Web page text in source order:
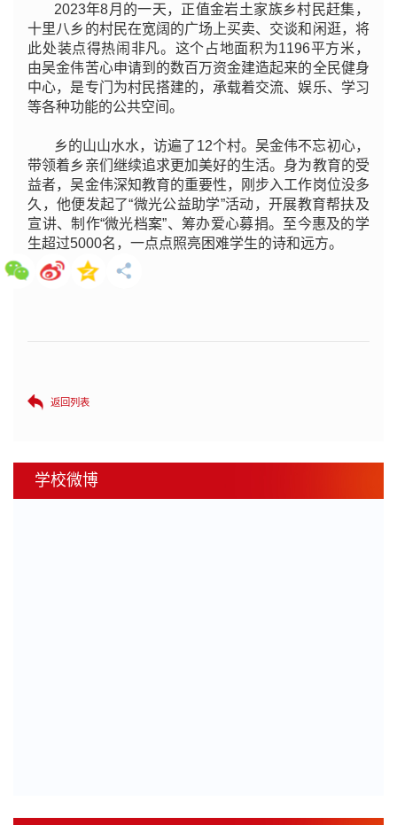
2023年8月的一天，正值金岩土家族乡村民赶集，
十里八乡的村民在宽阔的广场上买卖、交谈和闲逛，将
此处装点得热闹非凡。这个占地面积为1196平方米，
由吴金伟苦心申请到的数百万资金建造起来的全民健身
中心，是专门为村民搭建的，承载着交流、娱乐、学习
等各种功能的公共空间。
乡的山山水水，访遍了12个村。吴金伟不忘初心，
带领着乡亲们继续追求更加美好的生活。身为教育的受
益者，吴金伟深知教育的重要性，刚步入工作岗位没多
久，他便发起了“微光公益助学”活动，开展教育帮扶及
宣讲、制作“微光档案”、筹办爱心募捐。至今惠及的学
生超过5000名，一点点照亮困难学生的诗和远方。
返回列表
学校微博